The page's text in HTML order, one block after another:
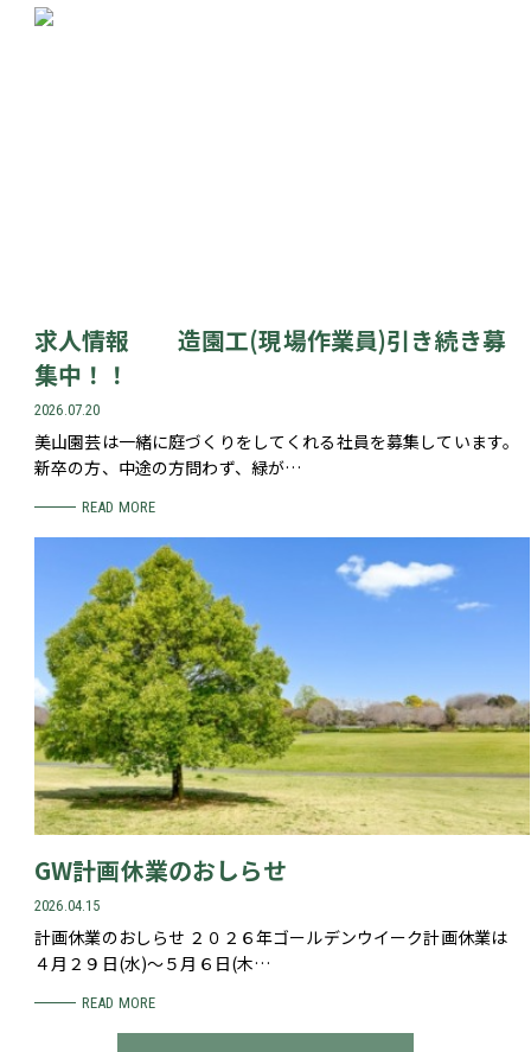
求人情報 造園工(現場作業員)引き続き募
集中！！
2026.07.20
美山園芸は一緒に庭づくりをしてくれる社員を募集しています。
新卒の方、中途の方問わず、緑が…
READ MORE
GW計画休業のおしらせ
2026.04.15
計画休業のおしらせ ２０２６年ゴールデンウイーク計画休業は
４月２９日(水)～５月６日(木…
READ MORE